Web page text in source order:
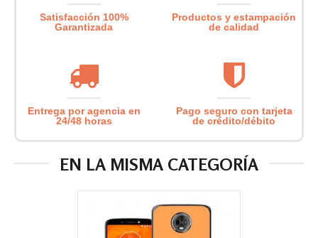
Satisfacción 100%
Garantizada
Productos y estampación
de calidad
Entrega por agencia en
24/48 horas
Pago seguro con tarjeta
de crédito/débito
EN LA MISMA CATEGORÍA